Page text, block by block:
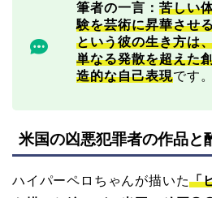
筆者の一言： 苦しい
験を芸術に昇華させ
という彼の生き方は
単なる発散を超えた
造的な自己表現です。
米国の凶悪犯罪者の作品と
ハイパーペロちゃんが描いた「